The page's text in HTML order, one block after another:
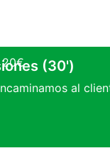
(30')
al
20€